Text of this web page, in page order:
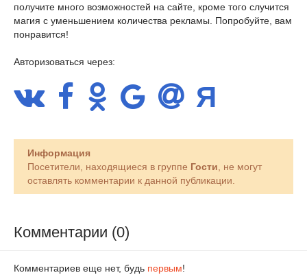
получите много возможностей на сайте, кроме того случится
магия с уменьшением количества рекламы. Попробуйте, вам
понравится!
Авторизоваться через:
Информация
Посетители, находящиеся в группе Гости , не могут
оставлять комментарии к данной публикации.
Комментарии (0)
Комментариев еще нет, будь первым!